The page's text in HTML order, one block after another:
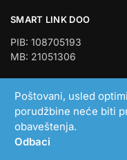
Poštovani, usled
porudžbine neće biti
obaveštenja.
Odbaci
SMART LINK DOO
PIB: 108705193
MB: 21051306